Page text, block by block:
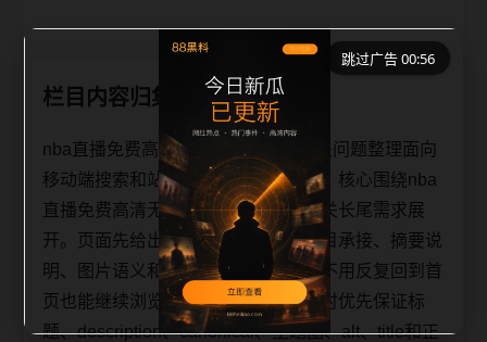
栏目内容归集
nba直播免费高清无插件热门合集相关问题整理面向
移动端搜索和站内连续阅读场景整理，核心围绕nba
直播免费高清无插件、热门合集和相关长尾需求展
开。页面先给出清晰主题，再补充栏目承接、摘要说
明、图片语义和可点击入口，让用户不用反复回到首
页也能继续浏览同类内容。每日更新时优先保证标
题、description、canonical、主题图、alt、title和正
跳过广告 00:56